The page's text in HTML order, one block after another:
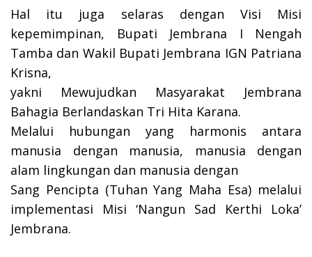
Hal itu juga selaras dengan Visi Misi
kepemimpinan, Bupati Jembrana I Nengah
Tamba dan Wakil Bupati Jembrana IGN Patriana
Krisna,
yakni Mewujudkan Masyarakat Jembrana
Bahagia Berlandaskan Tri Hita Karana.
Melalui hubungan yang harmonis antara
manusia dengan manusia, manusia dengan
alam lingkungan dan manusia dengan
Sang Pencipta (Tuhan Yang Maha Esa) melalui
implementasi Misi ‘Nangun Sad Kerthi Loka’
Jembrana.